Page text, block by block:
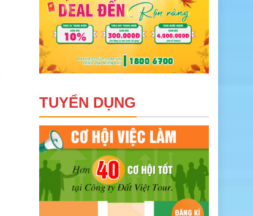
TUYỂN DỤNG